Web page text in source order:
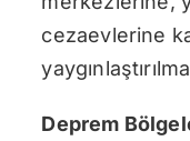
cezaevlerine
Deprem